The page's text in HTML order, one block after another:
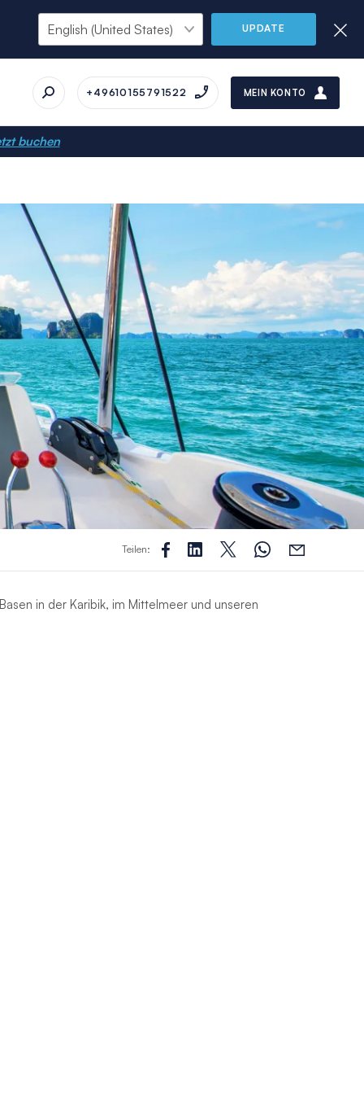
UPDATE
+49610155791522 MEIN KONTO
buchen
Teilen:
in der Karibik, im Mittelmeer und unseren